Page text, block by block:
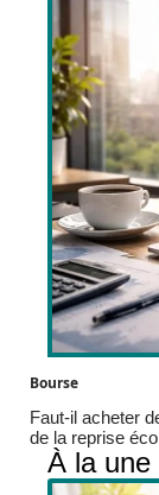
Bourse
Faut-il acheter
de la reprise
À la une